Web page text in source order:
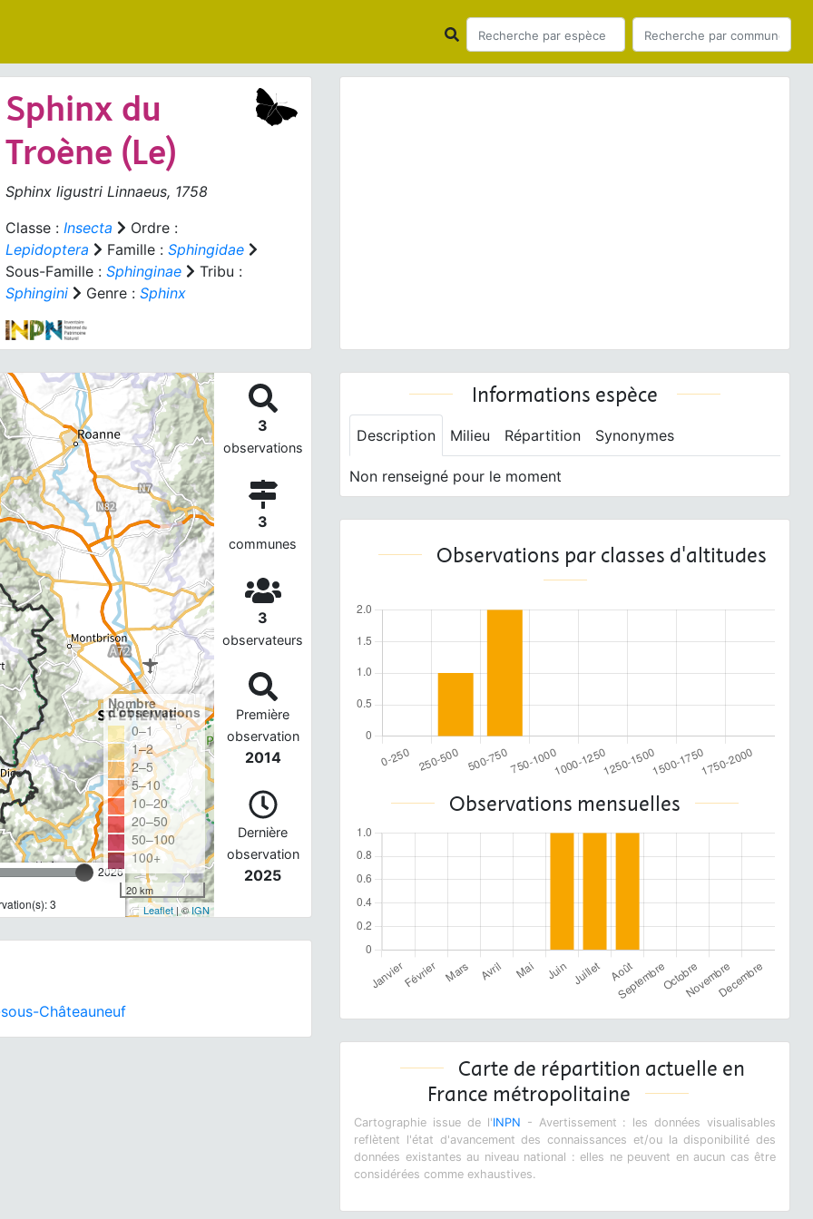
Sphinx du
Troène (Le)
Sphinx ligustriLinnaeus, 1758
Classe : Insecta
Ordre :
Lepidoptera
Famille : Sphingidae
Sous-Famille : Sphinginae
Tribu :
Sphingini
Genre : Sphinx
2026
3
Nombre
d'observations
0–1
1–2
2–5
5–10
10–20
20–50
50–100
100+
20 km
Leaflet| ©IGN
3
observations
3
communes
3
observateurs
Première
observation
2014
Dernière
observation
2025
Châteauneuf
Informations espèce
Description Milieu Répartition Synonymes
Non renseigné pour le moment
Observations par classes d'altitudes
Observations mensuelles
Carte de répartition actuelle en
France métropolitaine
Cartographie issue de l'INPN - Avertissement : les données visualisables
reflètent l'état d'avancement des connaissances et/ou la disponibilité des
données existantes au niveau national : elles ne peuvent en aucun cas être
considérées comme exhaustives.